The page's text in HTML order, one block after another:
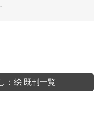
：絵 既刊一覧